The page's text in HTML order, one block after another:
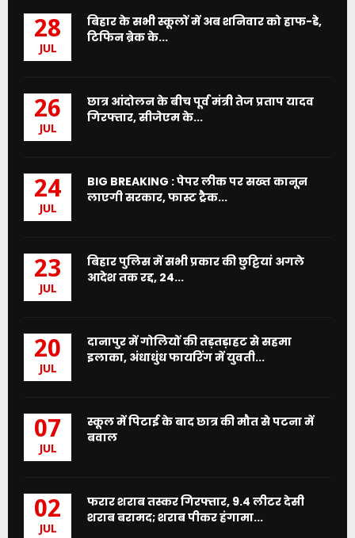
28
JUL
बिहार के सभी स्कूलों में अब शनिवार को हाफ-डे,
टिफिन ब्रेक के...
26
JUL
छात्र आंदोलन के बीच पूर्व मंत्री तेज प्रताप यादव
गिरफ्तार, सीजेएम के...
24
JUL
BIG BREAKING : पेपर लीक पर सख्त कानून
लाएगी सरकार, फास्ट ट्रैक...
23
JUL
बिहार पुलिस में सभी प्रकार की छुट्टियां अगले
आदेश तक रद्द, 24...
20
JUL
दानापुर में गोलियों की तड़तड़ाहट से सहमा
इलाका, अंधाधुंध फायरिंग में युवती...
07
JUL
स्कूल में पिटाई के बाद छात्र की मौत से पटना में
बवाल
02
JUL
फरार शराब तस्कर गिरफ्तार, 9.4 लीटर देसी
शराब बरामद; शराब पीकर हंगामा...